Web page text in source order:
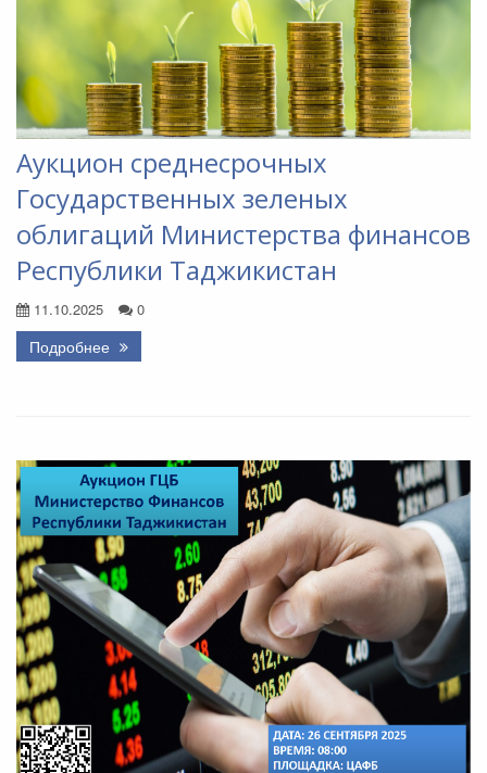
Аукцион среднесрочных
Государственных зеленых
облигаций Министерства финансов
Республики Таджикистан
11.10.2025 0
Подробнее